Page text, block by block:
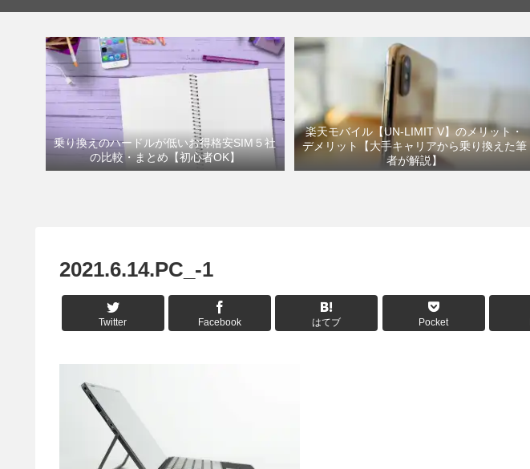
乗り換えのハードルが低いお得格安SIM５社
の比較・まとめ【初心者OK】
楽天モバイル【UN-LIMIT V】のメリット・
デメリット【大手キャリアから乗り換えた筆
者が解説】
2021.6.14.PC_-1
Twitter Facebook はてブ Pocket